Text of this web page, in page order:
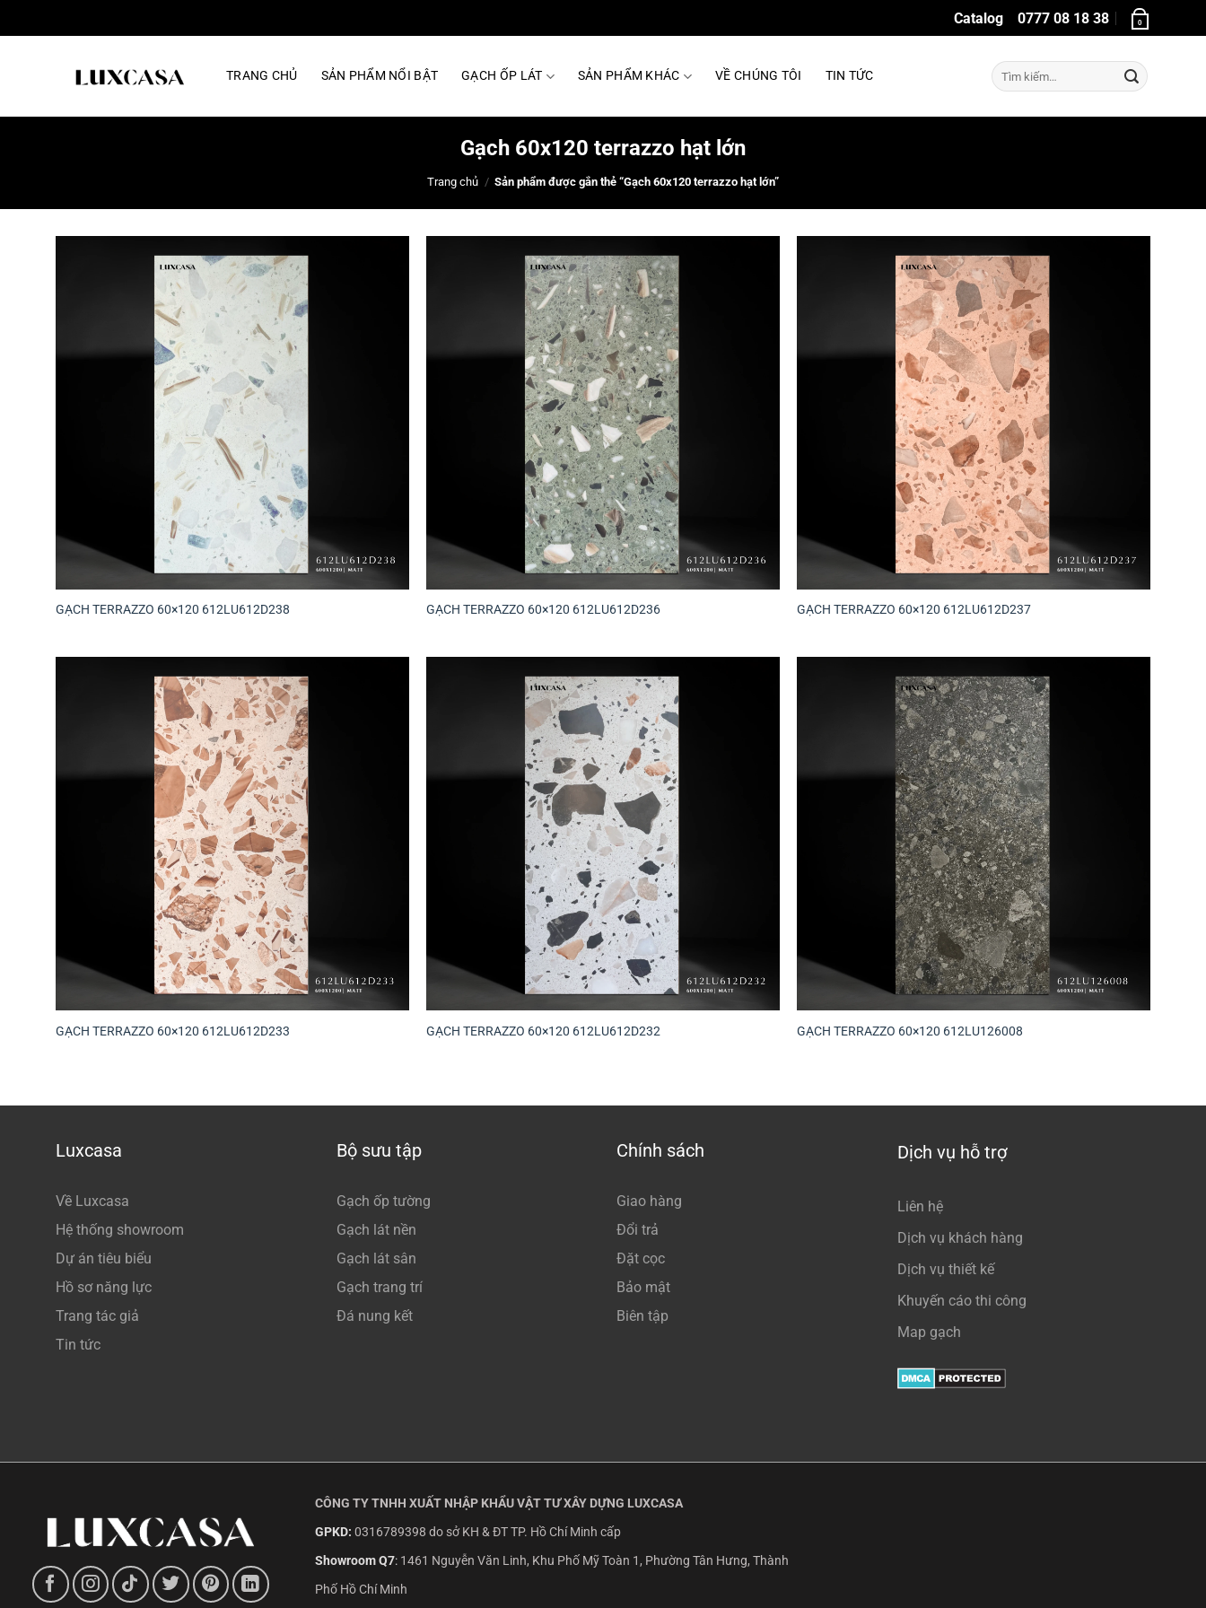
qua
Catalog 0777 08 18 38 0
TRANG CHỦ SẢN PHẨM NỔI BẬT GẠCH ỐP LÁT SẢN PHẨM KHÁC VỀ CHÚNG TÔI TIN TỨC
Tìm
kiếm:
Gạch 60x120 terrazzo hạt lớn
Trang chủ / Sản phẩm được gắn thẻ “Gạch 60x120 terrazzo hạt lớn”
GẠCH TERRAZZO 60×120 612LU612D238 GẠCH TERRAZZO 60×120 612LU612D236 GẠCH TERRAZZO 60×120 612LU612D237
GẠCH TERRAZZO 60×120 612LU612D233 GẠCH TERRAZZO 60×120 612LU612D232 GẠCH TERRAZZO 60×120 612LU126008
Luxcasa
Về Luxcasa
Hệ thống showroom
Dự án tiêu biểu
Hồ sơ năng lực
Trang tác giả
Tin tức
Bộ sưu tập
Gạch ốp tường
Gạch lát nền
Gạch lát sân
Gạch trang trí
Đá nung kết
Chính sách
Giao hàng
Đổi trả
Đặt cọc
Bảo mật
Biên tập
Dịch vụ hỗ trợ
Liên hệ
Dịch vụ khách hàng
Dịch vụ thiết kế
Khuyến cáo thi công
Map gạch
CÔNG TY TNHH XUẤT NHẬP KHẨU VẬT TƯ XÂY DỰNG LUXCASA
GPKD: 0316789398 do sở KH & ĐT TP. Hồ Chí Minh cấp
Showroom Q7: 1461 Nguyễn Văn Linh, Khu Phố Mỹ Toàn 1, Phường Tân Hưng, Thành
Phố Hồ Chí Minh